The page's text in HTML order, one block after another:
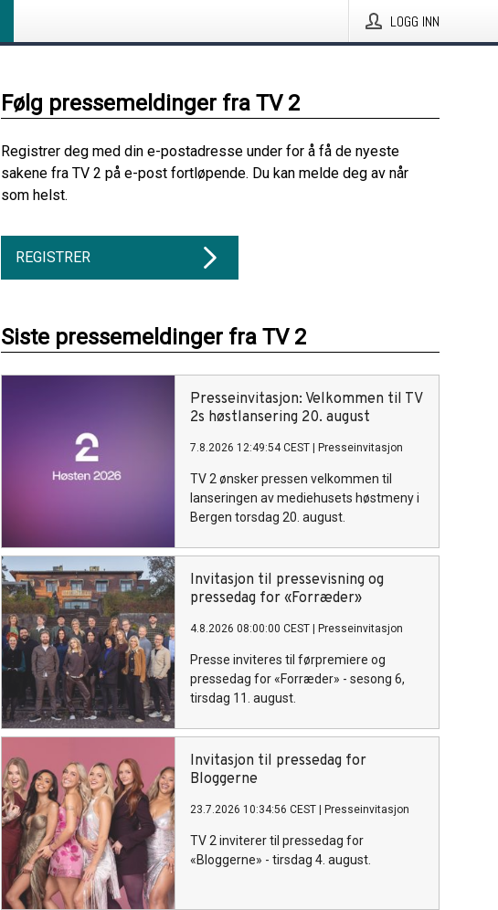
LOGG INN
Følg pressemeldinger fra TV 2
Registrer deg med din e-postadresse under for å få de nyeste
sakene fra TV 2 på e-post fortløpende. Du kan melde deg av når
som helst.
REGISTRER
Siste pressemeldinger fra TV 2
Presseinvitasjon: Velkommen til TV
2s høstlansering 20. august
7.8.2026 12:49:54 CEST Presseinvitasjon
TV 2 ønsker pressen velkommen til
lanseringen av mediehusets høstmeny i
Bergen torsdag 20. august.
Invitasjon til pressevisning og
pressedag for «Forræder»
4.8.2026 08:00:00 CEST Presseinvitasjon
Presse inviteres til førpremiere og
pressedag for «Forræder» - sesong 6,
tirsdag 11. august.
Invitasjon til pressedag for
Bloggerne
23.7.2026 10:34:56 CEST Presseinvitasjon
TV 2 inviterer til pressedag for
«Bloggerne» - tirsdag 4. august.